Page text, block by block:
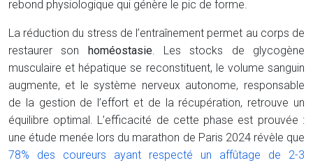
rebond physiologique qui génère le pic de forme.
La réduction du stress de l’entraînement permet au corps de
restaurer son homéostasie. Les stocks de glycogène
musculaire et hépatique se reconstituent, le volume sanguin
augmente, et le système nerveux autonome, responsable
de la gestion de l’effort et de la récupération, retrouve un
équilibre optimal. L’efficacité de cette phase est prouvée :
une étude menée lors du marathon de Paris 2024 révèle que
78% des coureurs ayant respecté un affûtage de 2-3